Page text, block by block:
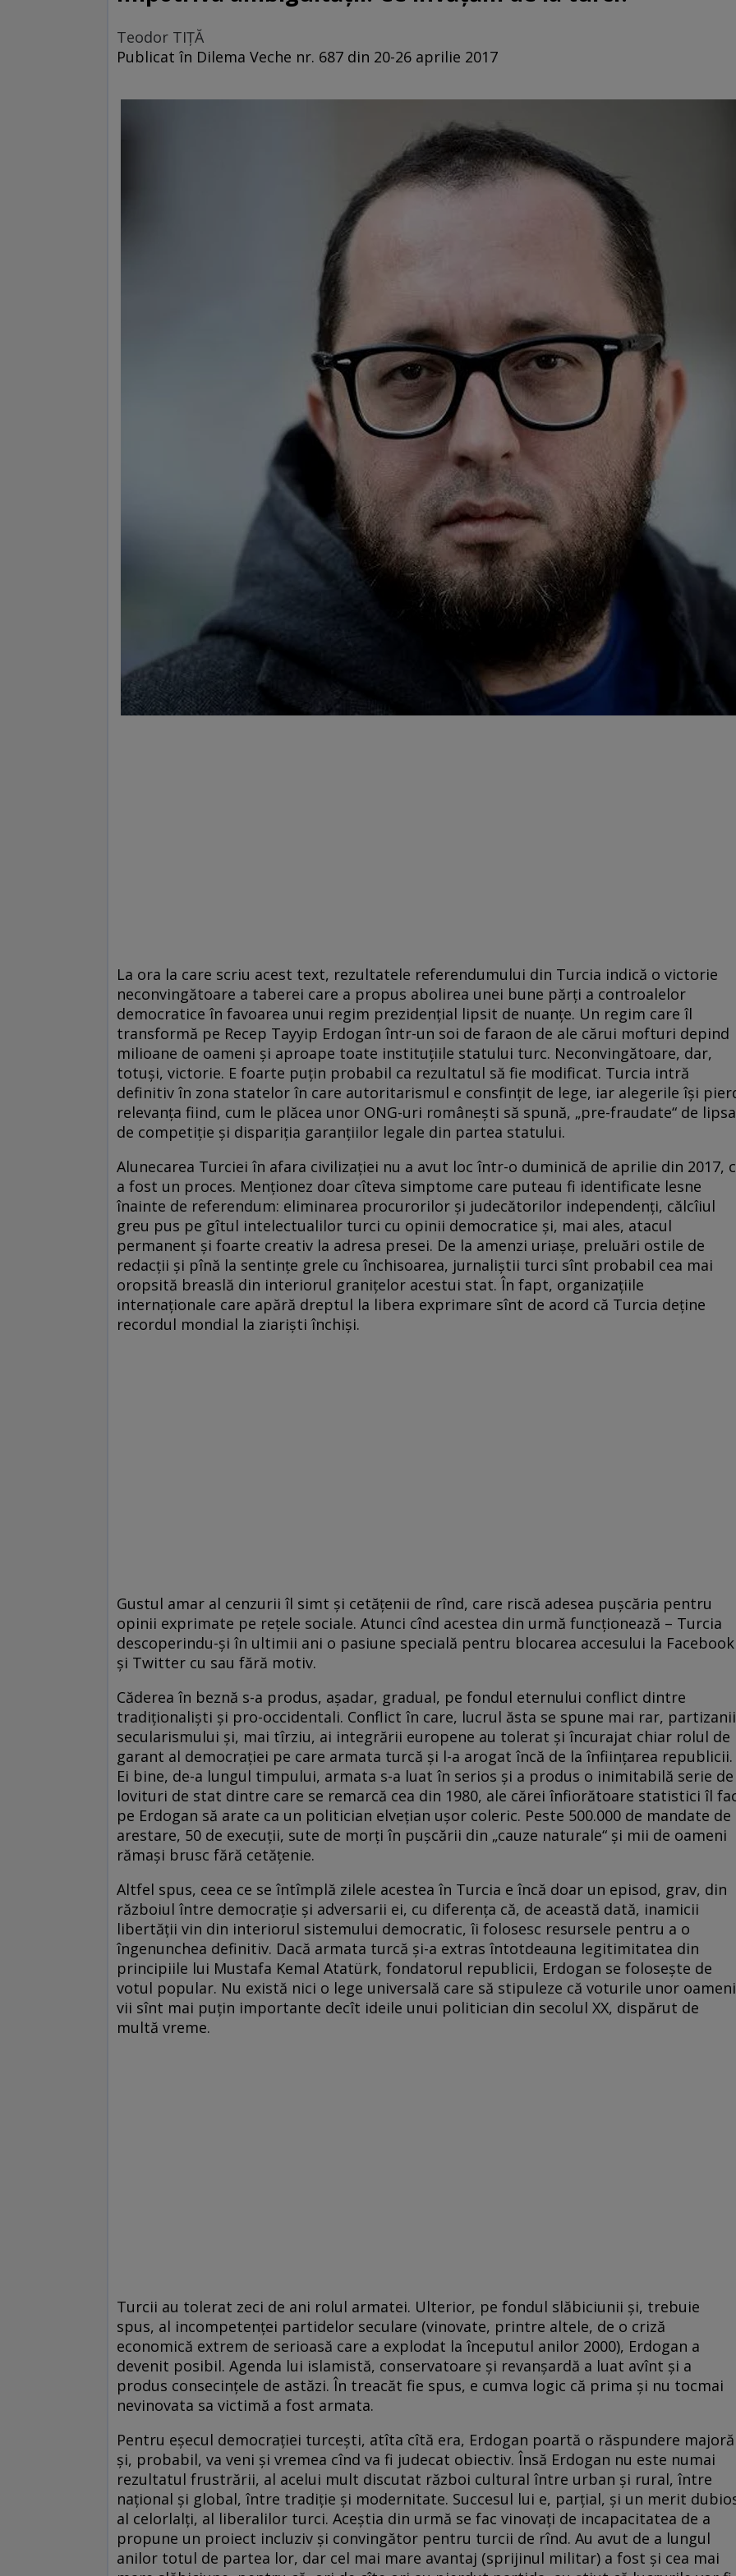
Teodor TIŢĂ
Publicat în Dilema Veche nr. 687 din 20-26 aprilie 2017
La ora la care scriu acest text, rezultatele referendumului din Turcia indică o victorie
neconvingătoare a taberei care a propus abolirea unei bune părți a controalelor
democratice în favoarea unui regim prezidențial lipsit de nuanțe. Un regim care îl
transformă pe Recep Tayyip Erdogan într-un soi de faraon de ale cărui mofturi depind
milioane de oameni și aproape toate instituțiile statului turc. Neconvingătoare, dar,
totuși, victorie. E foarte puțin probabil ca rezultatul să fie modificat. Turcia intră
definitiv în zona statelor în care autoritarismul e consfințit de lege, iar alegerile își
relevanța fiind, cum le plăcea unor ONG-uri românești să spună, „pre-fraudate“ de lipsa
de competiție și dispariția garanțiilor legale din partea statului.
Alunecarea Turciei în afara civilizației nu a avut loc într-o duminică de aprilie din 2017,
a fost un proces. Menționez doar cîteva simptome care puteau fi identificate lesne
înainte de referendum: eliminarea procurorilor și judecătorilor independenți, călcîiul
greu pus pe gîtul intelectualilor turci cu opinii democratice și, mai ales, atacul
permanent și foarte creativ la adresa presei. De la amenzi uriașe, preluări ostile de
redacții și pînă la sentințe grele cu închisoarea, jurnaliștii turci sînt probabil cea mai
oropsită breaslă din interiorul granițelor acestui stat. În fapt, organizațiile
internaționale care apără dreptul la libera exprimare sînt de acord că Turcia deține
recordul mondial la ziariști închiși.
Gustul amar al cenzurii îl simt și ce­tă­țen­ii de rînd, care riscă adesea pușcăria pen­tru
opinii exprimate pe rețele sociale. Atunci cînd acestea din urmă func­țio­nează – Turcia
descoperindu-și în ultimii ani o pasiune specială pentru blocarea accesului la Facebook
și Twitter cu sau fără motiv.
Căderea în beznă s-a produs, așadar, gradual, pe fondul eternului conflict dintre
tradiționaliști și pro-occidentali. Conflict în care, lucrul ăsta se spune mai rar, partizanii
secularismului și, mai tîrziu, ai integrării europene au tolerat și încurajat chiar rolul de
garant al democrației pe care armata turcă și l-a arogat încă de la înființarea republicii.
Ei bine, de-a lungul timpului, armata s-a luat în serios și a produs o inimitabilă serie de
lovituri de stat dintre care se remarcă cea din 1980, ale cărei înfiorătoare statistici îl
pe Erdogan să arate ca un politician elvețian ușor coleric. Peste 500.000 de mandate de
arestare, 50 de execuții, sute de morți în pușcării din „cauze naturale“ și mii de oameni
rămași brusc fără cetățenie.
Altfel spus, ceea ce se întîmplă zilele acestea în Turcia e încă doar un episod, grav, din
războiul între democrație și adversarii ei, cu diferența că, de această dată, inamicii
libertății vin din interiorul sistemului democratic, îi folosesc resursele pentru a o
îngenunchea definitiv. Dacă armata turcă și-a extras întotdeauna legitimitatea din
principiile lui Mustafa Kemal Atatürk, fondatorul republicii, Erdogan se folosește de
votul popular. Nu există nici o lege universală care să stipuleze că voturile unor oameni
vii sînt mai puțin importante decît ideile unui politician din secolul XX, dispărut de
multă vreme.
Turcii au tolerat zeci de ani rolul armatei. Ulterior, pe fondul slăbiciunii și, trebuie
spus, al incompetenței partidelor seculare (vinovate, printre altele, de o criză
economică extrem de serioasă care a explodat la începutul anilor 2000), Erdogan a
devenit posibil. Agenda lui islamistă, conservatoare și revanșardă a luat avînt și a
produs consecințele de astăzi. În treacăt fie spus, e cumva logic că prima și nu tocmai
nevinovata sa victimă a fost armata.
Pentru eșecul democrației turcești, a­tîta cîtă era, Erdogan poartă o răspundere majoră
și, probabil, va veni și vremea cînd va fi judecat obiectiv. Însă Erdogan nu este numai
rezultatul frustrării, al acelui mult discutat război cultural între urban și rural, între
național și global, între tradiție și modernitate. Succesul lui e, parțial, și un merit
al celorlalți, al liberalilor turci. Aceștia din urmă se fac vinovați de incapacitatea de a
propune un proiect incluziv și convingător pentru turcii de rînd. Au avut de a lungul
anilor totul de partea lor, dar cel mai mare avantaj (sprijinul militar) a fost și cea mai